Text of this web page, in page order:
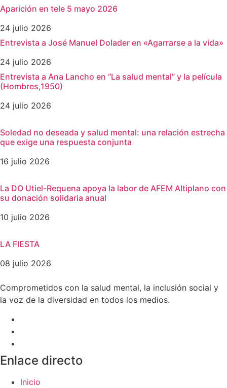
Aparición en tele 5 mayo 2026
24 julio 2026
Entrevista a José Manuel Dolader en «Agarrarse a la vida»
24 julio 2026
Entrevista a Ana Lancho en “La salud mental” y la película
(Hombres,1950)
24 julio 2026
Soledad no deseada y salud mental: una relación estrecha
que exige una respuesta conjunta
16 julio 2026
La DO Utiel-Requena apoya la labor de AFEM Altiplano con
su donación solidaria anual
10 julio 2026
LA FIESTA
08 julio 2026
Comprometidos con la salud mental, la inclusión social y
la voz de la diversidad en todos los medios.
Enlace directo
Inicio